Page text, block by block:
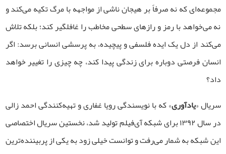
مجموعه‌ای که نه صرفاً بر هیجان ناشی از مواجهه با مرگ تکیه می‌کند و
نه می‌خواهد با رمز و رازهای سطحی مخاطب را غافلگیر کند؛ بلکه تلاش
می‌کند از دل یک ایده فلسفی و پیچیده، به پرسشی انسانی برسد: اگر
انسان فرصتی دوباره برای زندگی پیدا کند، چه چیزی را تغییر خواهد
داد؟
سریال «یادآوری» که با نویسندگی رویا غفاری و تهیه‌کنندگی احمد زالی
در سال ۱۳۹۲ برای شبکه آی‌فیلم تولید شد، نخستین سریال اختصاصی
این شبکه به شمار می‌رفت و توانست خیلی زود به یکی از پربیننده‌ترین